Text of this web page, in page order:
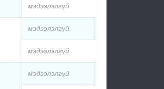
мэдээлэлгүй
мэдээлэлгүй
мэдээлэлгүй
мэдээлэлгүй